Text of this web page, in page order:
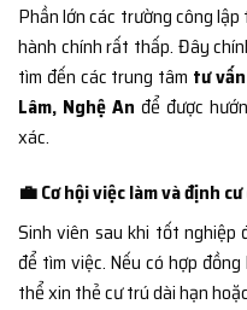
Phần lớn các trường công
hành chính rất thấp. Đây
tìm đến các trung tâm tư
Lâm, Nghệ An để được
xác.
💼 Cơ hội việc làm và định cư
Sinh viên sau khi tốt nghiệp
để tìm việc. Nếu có hợp
thể xin thẻ cư trú dài hạn